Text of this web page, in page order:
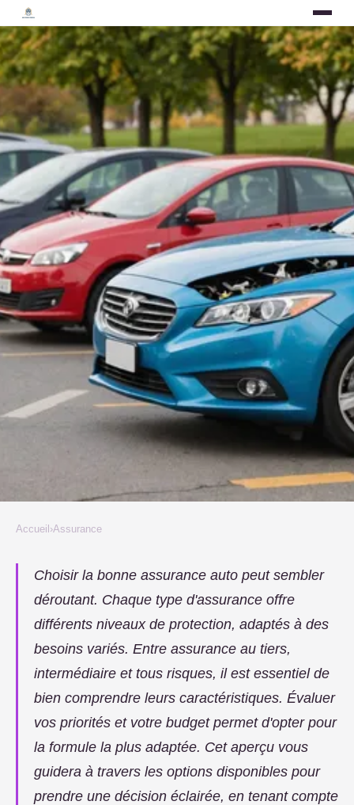
Comprendre les différents types
d'assurance auto : ce qu'il faut
savoir
Gaby 8 septembre 2024• 7 min de lecture
Accueil ›Assurance
Choisir la bonne assurance auto peut sembler
déroutant. Chaque type d'assurance offre
différents niveaux de protection, adaptés à des
besoins variés. Entre assurance au tiers,
intermédiaire et tous risques, il est essentiel de
bien comprendre leurs caractéristiques. Évaluer
vos priorités et votre budget permet d'opter pour
la formule la plus adaptée. Cet aperçu vous
guidera à travers les options disponibles pour
prendre une décision éclairée, en tenant compte